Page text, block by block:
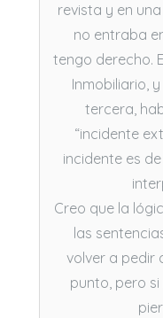
revista y en
no entraba
tengo derecho.
Inmobiliario,
tercera,
“incidente
incidente es
Creo que la
las
volver a pedir
punto, pero